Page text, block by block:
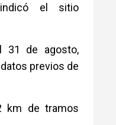
indicó el sitio
31 de agosto,
previos de
km de tramos